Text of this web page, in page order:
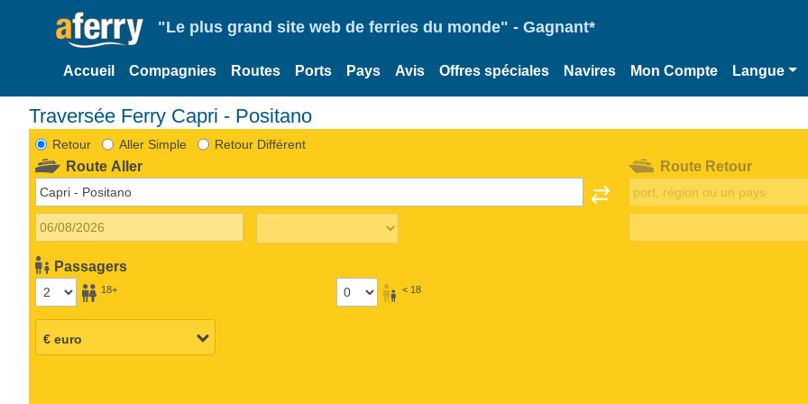
"Le plus grand site web de ferries du monde" - Gagnant*
Accueil Compagnies Routes Ports Pays Avis Offres spéciales Navires Mon Compte Langue
Traversée Ferry Capri - Positano
Retour Aller Simple Retour Différent
Route Aller
Passagers
18+ < 18
Route Retour